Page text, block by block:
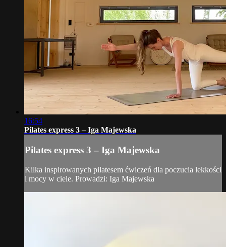
16:54
Pilates express 3 – Iga Majewska
Pilates express 3 – Iga Majewska
Kilka inspirowanych pilatesem ćwiczeń dla poczucia lekkości
i mocy w ciele. Prowadzi: Iga Majewska